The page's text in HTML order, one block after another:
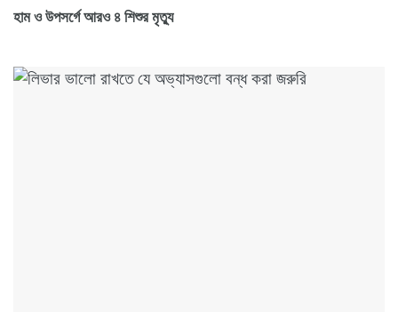
হাম ও উপসর্গে আরও ৪ শিশুর মৃত্যু